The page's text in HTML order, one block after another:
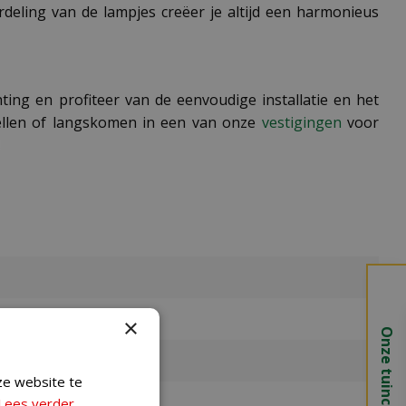
van de lampjes creëer je altijd een harmonieus
en profiteer van de eenvoudige installatie en het
of langskomen in een van onze vestigingen voor
×
website te